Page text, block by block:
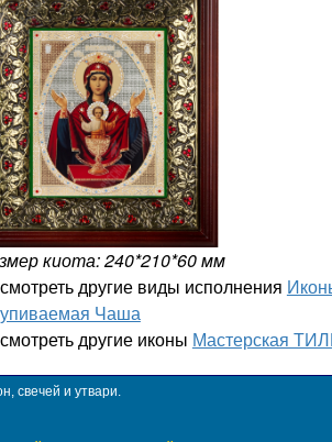
киота: 240*210*60 мм
другие виды исполнения
Чаша
другие иконы Мастерская
свечей и утвари.